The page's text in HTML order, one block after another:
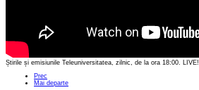
Știrile și emisiunile Teleuniversitatea, zilnic, de la ora 18:00. LIVE!
Prec
Mai departe